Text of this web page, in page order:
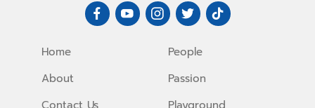
Home
About
People
Passion